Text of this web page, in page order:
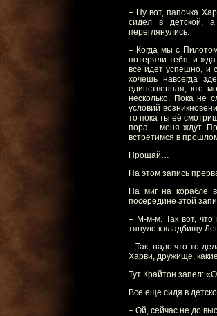
– Ну вот, папочка
сидел в детской, а
переглянулись.
– Когда мы с
потеряли тебя, и
все идет успешно, и
хочешь навсегда
единственная, кто
несколько. Пока не
условий
то пока ты её
пора… меня ждут.
встретимся в
Прощай…
На этом запись
На миг на корабле
посередине этой
– М-м-м. Так вот,
тянуло к кладбищу
– Так, надо что-то
Харви, дружище,
Тут Крайтон запел:
Все еще сидя в
– Ой, сейчас не до